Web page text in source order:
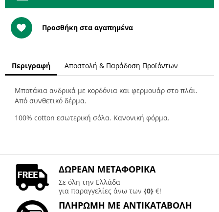
Προσθήκη στα αγαπημένα
Περιγραφή Αποστολή & Παράδοση Προϊόντων
Μποτάκια ανδρικά με κορδόνια και φερμουάρ στο πλάι.
Από συνθετικό δέρμα.
100% cotton εσωτερική σόλα. Κανονική φόρμα.
ΔΩΡΕΑΝ ΜΕΤΑΦΟΡΙΚΑ
Σε όλη την Ελλάδα
για παραγγελίες άνω των{0} €!
ΠΛΗΡΩΜΗ ΜΕ ΑΝΤΙΚΑΤΑΒΟΛΗ